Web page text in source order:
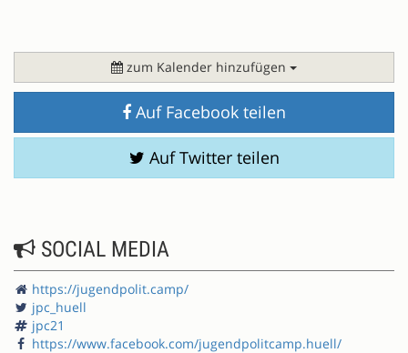
zum Kalender hinzufügen
Auf Facebook teilen
Auf Twitter teilen
SOCIAL MEDIA
https://jugendpolit.camp/
jpc_huell
jpc21
https://www.facebook.com/jugendpolitcamp.huell/